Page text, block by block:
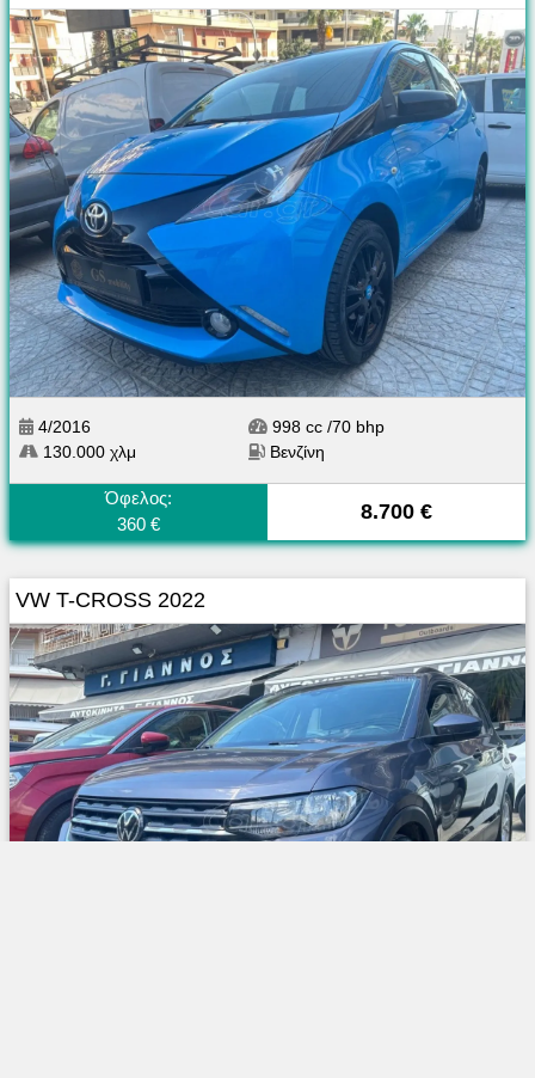
4/2016
130.000 χλμ
998 cc /70 bhp
Βενζίνη
Όφελος:
360 €
8.700 €
VW T-CROSS 2022